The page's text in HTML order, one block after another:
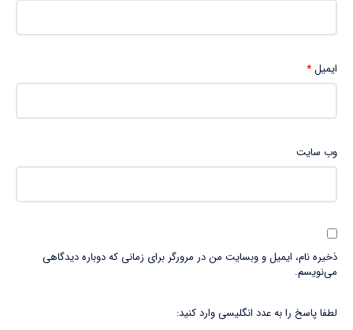
ایمیل*
وب‌ سایت
ذخیره نام، ایمیل و وبسایت من در مرورگر برای زمانی که دوباره دیدگاهی
می‌نویسم.
لطفا پاسخ را به عدد انگلیسی وارد کنید: